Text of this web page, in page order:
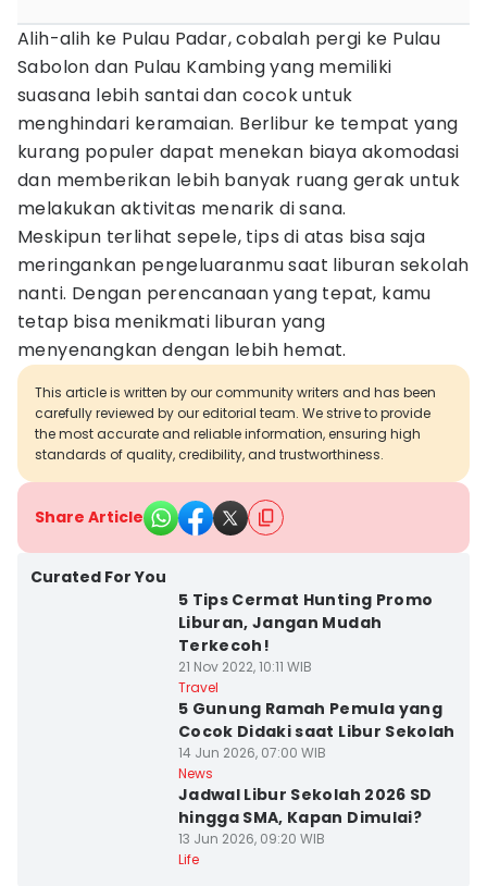
Alih-alih ke Pulau Padar, cobalah pergi ke Pulau
Sabolon dan Pulau Kambing yang memiliki
suasana lebih santai dan cocok untuk
menghindari keramaian. Berlibur ke tempat yang
kurang populer dapat menekan biaya akomodasi
dan memberikan lebih banyak ruang gerak untuk
melakukan aktivitas menarik di sana.
Meskipun terlihat sepele, tips di atas bisa saja
meringankan pengeluaranmu saat liburan sekolah
nanti. Dengan perencanaan yang tepat, kamu
tetap bisa menikmati liburan yang
menyenangkan dengan lebih hemat.
This article is written by our community writers and has been
carefully reviewed by our editorial team. We strive to provide
the most accurate and reliable information, ensuring high
standards of quality, credibility, and trustworthiness.
Share Article
Curated For You
5 Tips Cermat Hunting Promo
Liburan, Jangan Mudah
Terkecoh!
21 Nov 2022, 10:11 WIB
Travel
5 Gunung Ramah Pemula yang
Cocok Didaki saat Libur Sekolah
14 Jun 2026, 07:00 WIB
News
Jadwal Libur Sekolah 2026 SD
hingga SMA, Kapan Dimulai?
13 Jun 2026, 09:20 WIB
Life